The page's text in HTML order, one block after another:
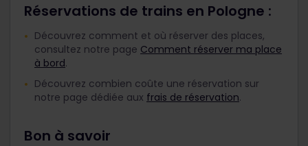
Réservations de trains en Pologne :
Découvrez comment et où réserver des places,
consultez notre page Comment réserver ma place
à bord.
Découvrez combien coûte une réservation sur
notre page dédiée aux frais de réservation.
Bon à savoir